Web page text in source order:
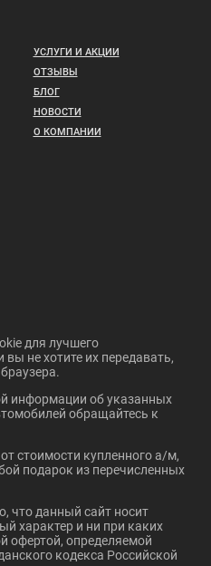
В кредит от:
41 748 ₽/мес.
SUZUKI SX4
UAZ PATRIOT
Цена от:
1 151 820 ₽
В кредит от:
УСЛУГИ И АКЦИИ
ОТЗЫВЫ
БЛОГ
НОВОСТИ
О КОМПАНИИ
для лучшего
не хотите их передавать,
информации об указанных
обращайтесь к
стоимости купленного а/м,
подарок из перечисленных
что данный сайт носит
характер и ни при каких
офертой, определяемой
кодекса Российской